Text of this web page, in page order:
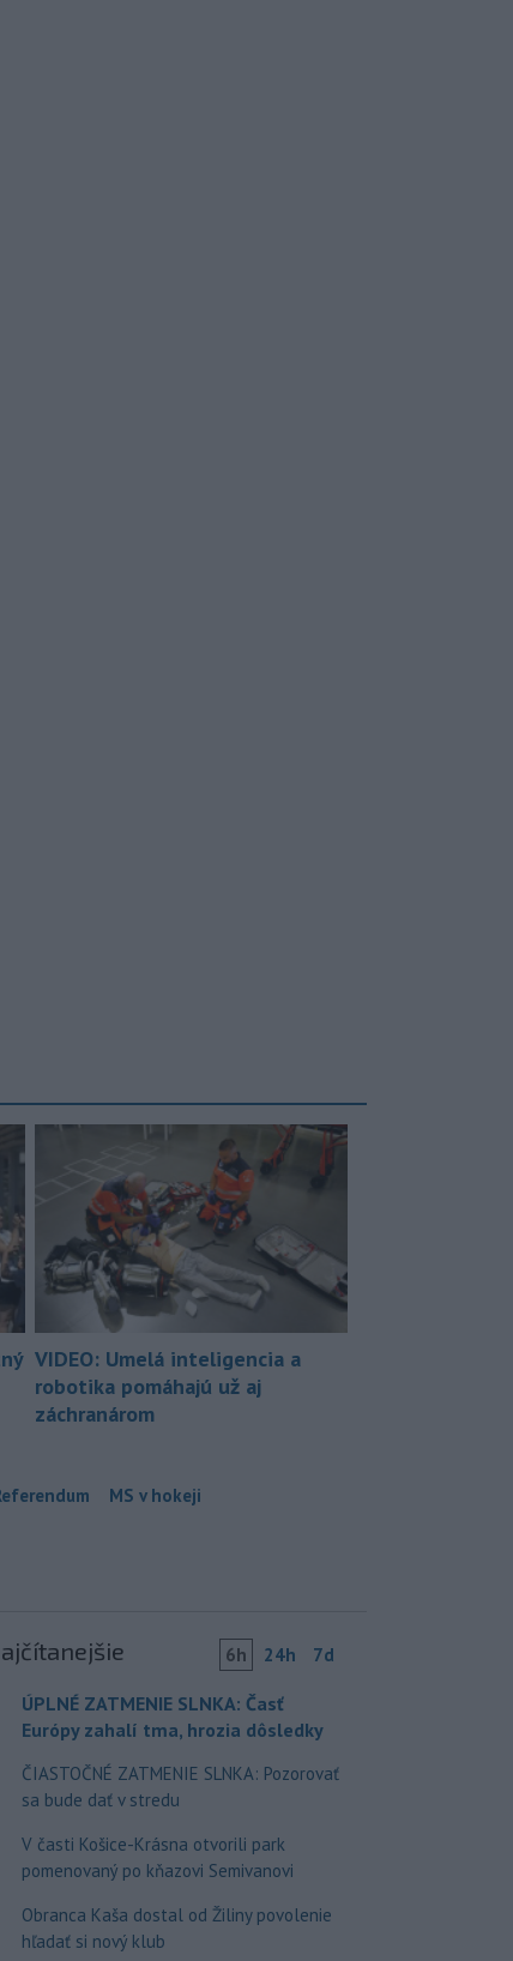
VIDEO: Umelá inteligencia a
robotika pomáhajú už aj
záchranárom
MS v hokeji
6h 24h 7d
ÚPLNÉ ZATMENIE SLNKA: Časť
Európy zahalí tma, hrozia dôsledky
ČIASTOČNÉ ZATMENIE SLNKA: Pozorovať
sa bude dať v stredu
V časti Košice-Krásna otvorili park
pomenovaný po kňazovi Semivanovi
Obranca Kaša dostal od Žiliny povolenie
hľadať si nový klub